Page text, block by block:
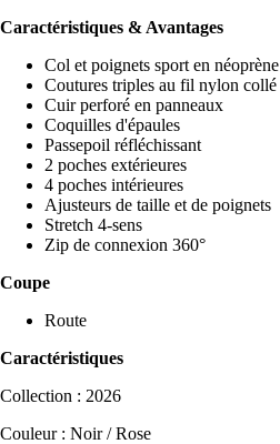
Caractéristiques & Avantages
Col et poignets sport en néoprène
Coutures triples au fil nylon collé
Cuir perforé en panneaux
Coquilles d'épaules
Passepoil réfléchissant
2 poches extérieures
4 poches intérieures
Ajusteurs de taille et de poignets
Stretch 4-sens
Zip de connexion 360°
Coupe
Route
Caractéristiques
Collection : 2026
Couleur : Noir / Rose